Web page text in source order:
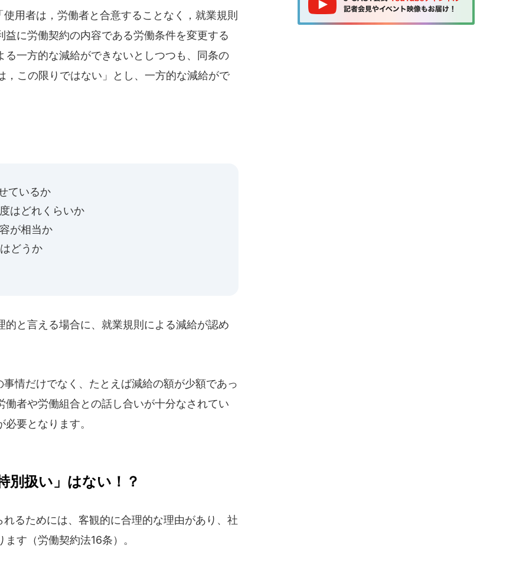
用者は，労働者と合意することなく，就業規則
に労働契約の内容である労働条件を変更する
一方的な減給ができないとしつつも、同条の
，この限りではない」とし、一方的な減給がで
ているか
はどれくらいか
が相当か
どうか
と言える場合に、就業規則による減給が認め
情だけでなく、たとえば減給の額が少額であっ
者や労働組合との話し合いが十分なされてい
要となります。
別扱い」はない！？
るためには、客観的に合理的な理由があり、社
す（労働契約法16条）。